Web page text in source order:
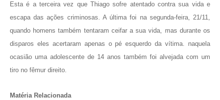
Esta é a terceira vez que Thiago sofre atentado contra sua vida e
escapa das ações criminosas. A última foi na segunda-feira, 21/11,
quando homens também tentaram ceifar a sua vida, mas durante os
disparos eles acertaram apenas o pé esquerdo da vítima. naquela
ocasião uma adolescente de 14 anos também foi alvejada com um
tiro no fêmur direito.
Matéria Relacionada